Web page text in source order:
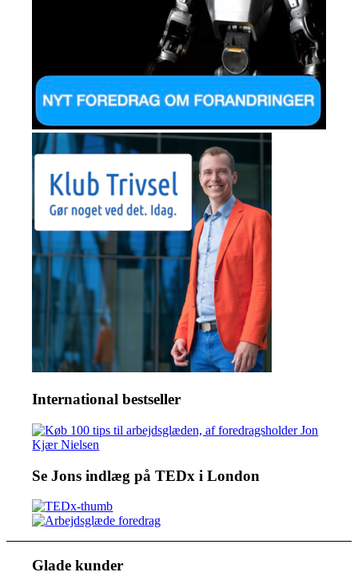
International bestseller
Se Jons indlæg på TEDx i London
Glade kunder